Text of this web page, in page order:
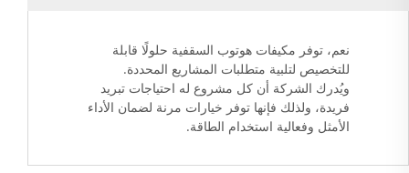
نعم، توفر مكيفات هوتوب السقفية حلولًا قابلة
للتخصيص لتلبية متطلبات المشاريع المحددة.
ويُدرك الشركة أن كل مشروع له احتياجات تبريد
فريدة، ولذلك فإنها توفر خيارات مرنة لضمان الأداء
الأمثل وفعالية استخدام الطاقة.